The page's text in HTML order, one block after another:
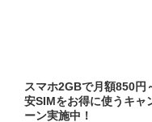
スマホ2GBで月額850円
安SIMをお得に使うキャ
ーン実施中！